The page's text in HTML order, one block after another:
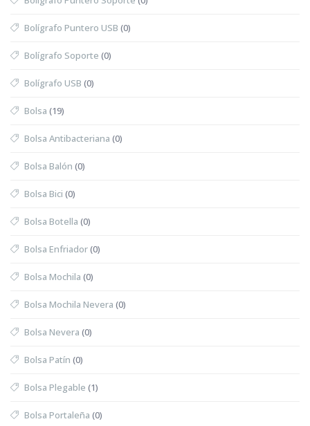
Bolígrafo Puntero USB (0)
Bolígrafo Soporte (0)
Bolígrafo USB (0)
Bolsa (19)
Bolsa Antibacteriana (0)
Bolsa Balón (0)
Bolsa Bici (0)
Bolsa Botella (0)
Bolsa Enfriador(0)
Bolsa Mochila (0)
Bolsa Mochila Nevera (0)
Bolsa Nevera (0)
Bolsa Patín (0)
Bolsa Plegable (1)
Bolsa Portaleña (0)